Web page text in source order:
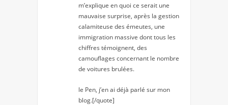
m’explique en quoi ce serait une
mauvaise surprise, après la gestion
calamiteuse des émeutes, une
immigration massive dont tous les
chiffres témoignent, des
camouflages concernant le nombre
de voitures brulées.
le Pen, j’en ai déjà parlé sur mon
blog.[/quote]